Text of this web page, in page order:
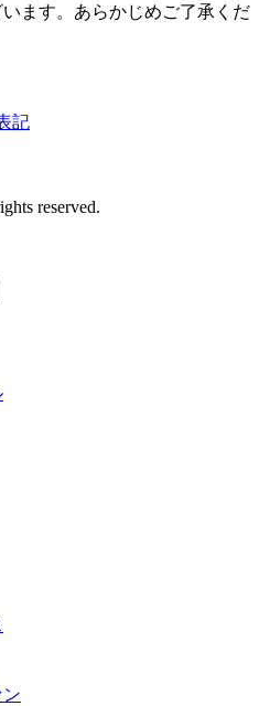
ます。あらかじめご了承くだ
記
reserved.